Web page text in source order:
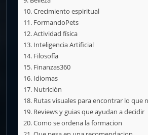
Crecimiento espiritual
FormandoPets
Actividad física
Inteligencia Artificial
Filosofía
Finanzas360
Idiomas
Nutrición
Rutas visuales para encontrar lo que
Reviews y guias que ayudan a decidir
Como se ordena la formacion